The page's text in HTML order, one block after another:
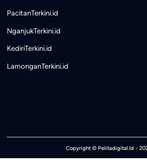
PacitanTerkini.id
NganjukTerkini.id
KediriTerkini.id
LamonganTerkini.id
Copyright © Pelitadigital.Id -